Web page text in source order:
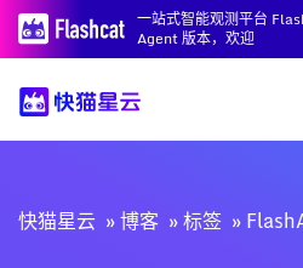
一站式智能观测平台
Agent 版本，欢迎
快猫星云 博客 标签